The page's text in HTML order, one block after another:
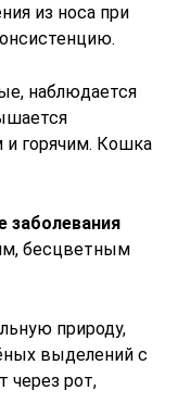
из носа при
наблюдается
и горячим. Кошка
заболевания
бесцветным
природу,
выделений с
через рот,